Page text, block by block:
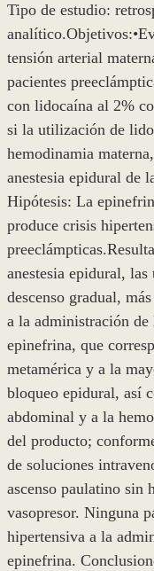
Tipo de estudio:
tensión arterial
pacientes
con lidocaína al 2%
si la utilización de
hemodinamia
anestesia epidural de
Hipótesis: La
produce crisis
anestesia epidural,
descenso gradual,
a la administración
epinefrina, que
metamérica y a la
bloqueo epidural, así
abdominal y a la
del producto;
de soluciones
ascenso paulatino sin
vasopresor. Ninguna
hipertensiva a la
epinefrina.